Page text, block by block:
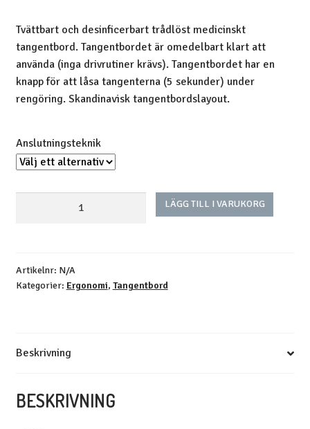
Tvättbart och desinficerbart trådlöst medicinskt
tangentbord. Tangentbordet är omedelbart klart att
använda (inga drivrutiner krävs). Tangentbordet har en
knapp för att låsa tangenterna (5 sekunder) under
rengöring. Skandinavisk tangentbordslayout.
Anslutningsteknik
LÄGG TILL I VARUKORG
Artikelnr: N/A
Kategorier: Ergonomi, Tangentbord
Beskrivning
BESKRIVNING